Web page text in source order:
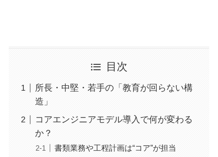
目次
所長・中堅・若手の「教育が回らない構
造」
コアエンジニアモデル導入で何が変わる
か？
書類業務や工程計画は“コア”が担当